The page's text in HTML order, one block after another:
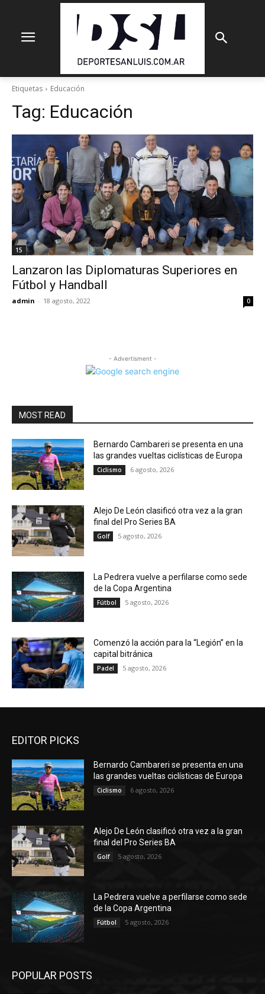
Etiquetas Educación
Tag: Educación
15
Lanzaron las Diplomaturas Superiores en
Fútbol y Handball
admin - 18 agosto, 2022 0
- Advertisment -
MOST READ
Bernardo Cambareri se presenta en una
las grandes vueltas ciclísticas de Europa
Ciclismo 6 agosto, 2026
Alejo De León clasificó otra vez a la gran
final del Pro Series BA
Golf 5 agosto, 2026
La Pedrera vuelve a perfilarse como sede
de la Copa Argentina
Fútbol 5 agosto, 2026
Comenzó la acción para la “Legión” en la
capital bitránica
Padel 5 agosto, 2026
EDITOR PICKS
Bernardo Cambareri se presenta en una
las grandes vueltas ciclísticas de Europa
Ciclismo 6 agosto, 2026
Alejo De León clasificó otra vez a la gran
final del Pro Series BA
Golf 5 agosto, 2026
La Pedrera vuelve a perfilarse como sede
de la Copa Argentina
Fútbol 5 agosto, 2026
POPULAR POSTS